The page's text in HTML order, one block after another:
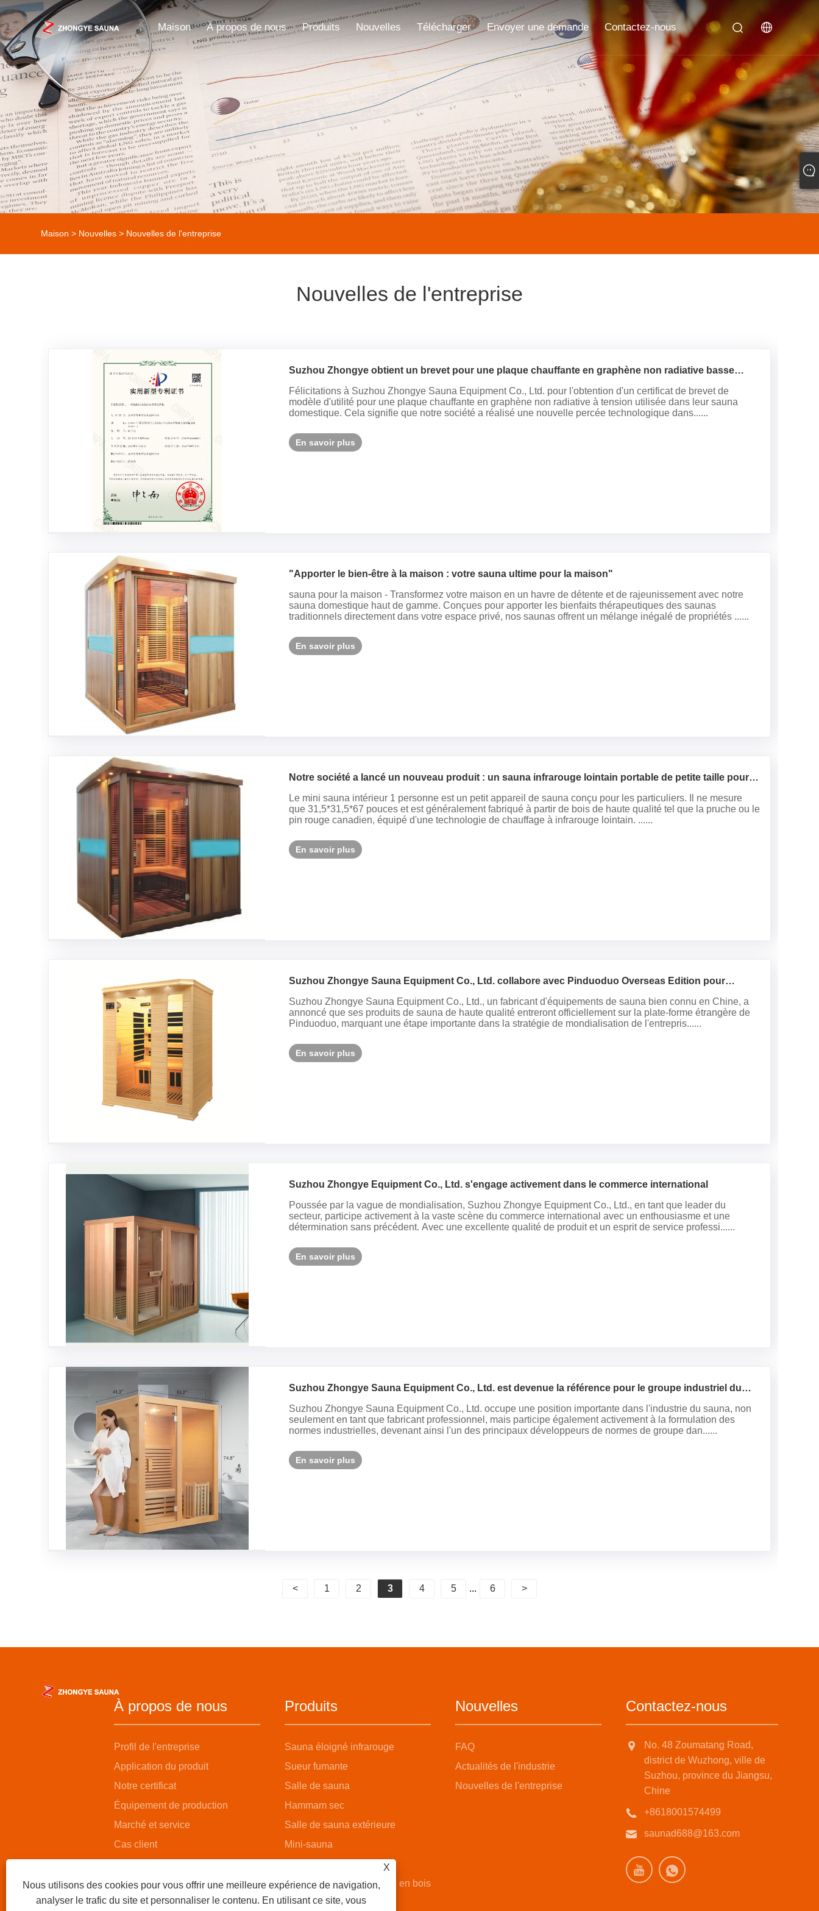
Maison À propos de nous Produits Nouvelles Télécharger Envoyer une demande Contactez-nous
Maison > Nouvelles > Nouvelles de l'entreprise
Nouvelles de l'entreprise
Suzhou Zhongye obtient un brevet pour une plaque chauffante en graphène non radiative basse
Félicitations à Suzhou Zhongye Sauna Equipment Co., Ltd. pour l'obtention d'un certificat de brevet de
modèle d'utilité pour une plaque chauffante en graphène non radiative à tension utilisée dans leur sauna
domestique. Cela signifie que notre société a réalisé une nouvelle percée technologique dans......
En savoir plus
"Apporter le bien-être à la maison : votre sauna ultime pour la maison"
sauna pour la maison - Transformez votre maison en un havre de détente et de rajeunissement avec notre
sauna domestique haut de gamme. Conçues pour apporter les bienfaits thérapeutiques des saunas
traditionnels directement dans votre espace privé, nos saunas offrent un mélange inégalé de propriétés ......
En savoir plus
Notre société a lancé un nouveau produit : un sauna infrarouge lointain portable de petite taille pour 1
Le mini sauna intérieur 1 personne est un petit appareil de sauna conçu pour les particuliers. Il ne mesure
que 31,5*31,5*67 pouces et est généralement fabriqué à partir de bois de haute qualité tel que la pruche ou le
pin rouge canadien, équipé d'une technologie de chauffage à infrarouge lointain. ......
En savoir plus
Suzhou Zhongye Sauna Equipment Co., Ltd. collabore avec Pinduoduo Overseas Edition pour
Suzhou Zhongye Sauna Equipment Co., Ltd., un fabricant d'équipements de sauna bien connu en Chine, a
annoncé que ses produits de sauna de haute qualité entreront officiellement sur la plate-forme étrangère de
Pinduoduo, marquant une étape importante dans la stratégie de mondialisation de l'entrepris......
En savoir plus
Suzhou Zhongye Equipment Co., Ltd. s'engage activement dans le commerce international
Poussée par la vague de mondialisation, Suzhou Zhongye Equipment Co., Ltd., en tant que leader du
secteur, participe activement à la vaste scène du commerce international avec un enthousiasme et une
détermination sans précédent. Avec une excellente qualité de produit et un esprit de service professi......
En savoir plus
Suzhou Zhongye Sauna Equipment Co., Ltd. est devenue la référence pour le groupe industriel du
Suzhou Zhongye Sauna Equipment Co., Ltd. occupe une position importante dans l'industrie du sauna, non
seulement en tant que fabricant professionnel, mais participe également activement à la formulation des
normes industrielles, devenant ainsi l'un des principaux développeurs de normes de groupe dan......
En savoir plus
< 1 2 3 4 5 ... 6 >
À propos de nous
Profil de l'entreprise
Application du produit
Notre certificat
Équipement de production
Marché et service
Cas client
Produits
Sauna éloigné infrarouge
Sueur fumante
Salle de sauna
Hammam sec
Salle de sauna extérieure
Mini-sauna
Salle de sauna à vapeur
Salle de sauna avec seau en bois
Nouvelles
FAQ
Actualités de l'industrie
Nouvelles de l'entreprise
Contactez-nous
No. 48 Zoumatang Road,
district de Wuzhong, ville de
Suzhou, province du Jiangsu,
Chine
+8618001574499
saunad688@163.com
X
Nous utilisons des cookies pour vous offrir une meilleure expérience de navigation,
analyser le trafic du site et personnaliser le contenu. En utilisant ce site, vous